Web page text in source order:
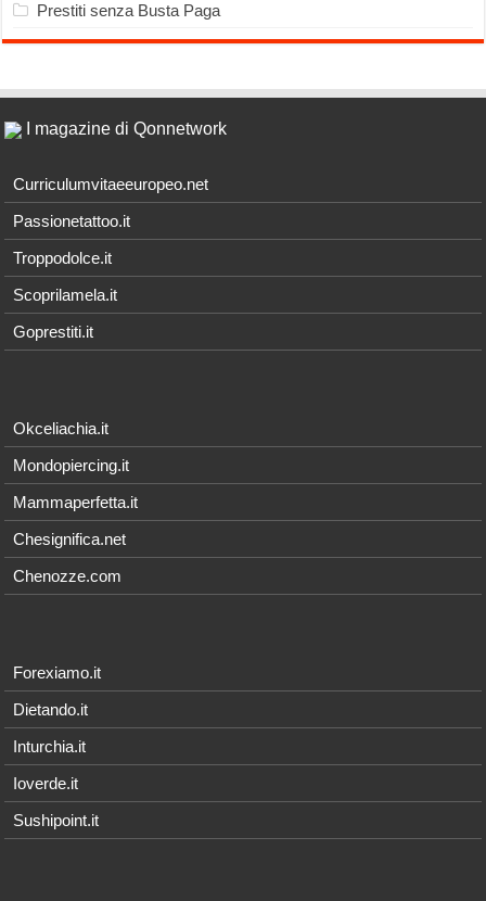
Prestiti senza Busta Paga
I magazine di Qonnetwork
Curriculumvitaeeuropeo.net
Passionetattoo.it
Troppodolce.it
Scoprilamela.it
Goprestiti.it
Okceliachia.it
Mondopiercing.it
Mammaperfetta.it
Chesignifica.net
Chenozze.com
Forexiamo.it
Dietando.it
Inturchia.it
Ioverde.it
Sushipoint.it